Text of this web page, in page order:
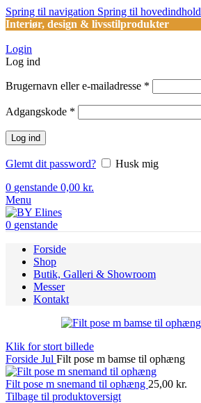
Spring til navigation Spring til hovedindhold
Interiør, design & livsstilprodukter
Login
Log ind
Brugernavn eller e-mailadresse *
Adgangskode *
Log ind
Glemt dit password?
Husk mig
0 genstande 0,00 kr.
Menu
0 genstande
Forside
Shop
Butik, Galleri & Showroom
Messer
Kontakt
Klik for stort billede
Forside Jul Filt pose m bamse til ophæng
Filt pose m snemand til ophæng 25,00 kr.
Tilbage til produktoversigt